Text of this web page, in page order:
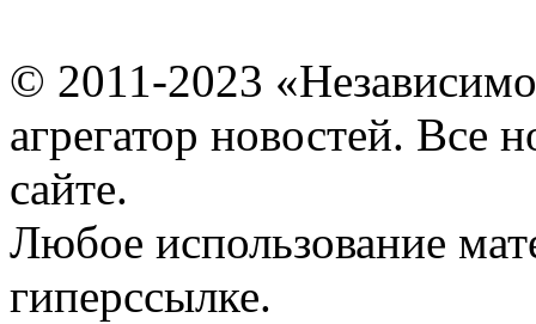
© 2011-2023
агрегатор новостей. Все
сайте.
Любое использование
гиперссылке.